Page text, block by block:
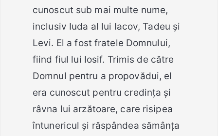
cunoscut sub mai multe nume,
inclusiv Iuda al lui Iacov, Tadeu și
Levi. El a fost fratele Domnului,
fiind fiul lui Iosif. Trimis de către
Domnul pentru a propovădui, el
era cunoscut pentru credința și
râvna lui arzătoare, care risipea
întunericul și răspândea sămânța